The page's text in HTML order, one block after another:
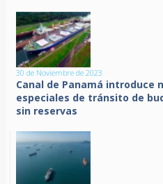
30 de Noviembre de 2023
Canal de Panamá introduce
especiales de tránsito de
sin reservas